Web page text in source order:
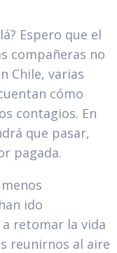
Espero que el
compañeras no
Chile, varias
cómo
contagios. En
que pasar,
pagada.
ido
retomar la vida
reunirnos al aire